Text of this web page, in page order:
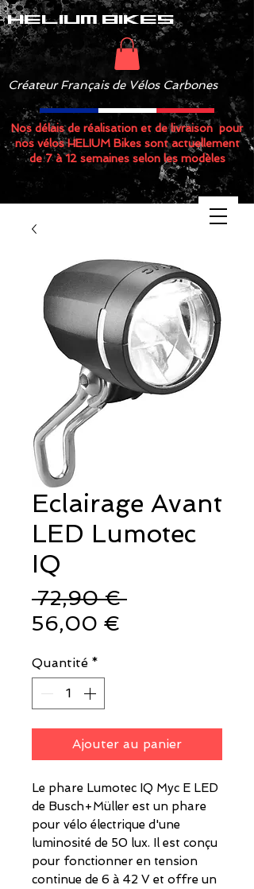
helium bikes
Créateur Français de Vélos Carbones
Nos délais de réalisation et de livraison pour
nos vélos HELIUM Bikes sont actuellement
de 7 à 12 semaines selon les modèles
Eclairage Avant
LED Lumotec
IQ
72,90 € Prix
56,00 €
Quantité *
Ajouter au panier
Le phare Lumotec IQ Myc E LED
de Busch+Müller est un phare
pour vélo électrique d'une
luminosité de 50 lux. Il est conçu
pour fonctionner en tension
continue de 6 à 42 V et offre un